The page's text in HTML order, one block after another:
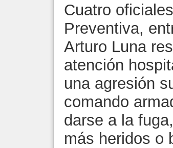
Cuatro
Preventiva,
Arturo Luna
atención
una agresión
comando
darse a la
más heridos o